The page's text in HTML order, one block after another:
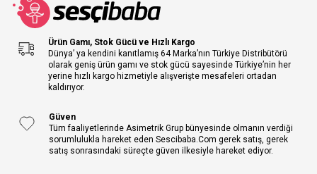
Ürün Gamı, Stok Gücü ve Hızlı Kargo
Dünya’ ya kendini kanıtlamış 64 Marka’nın Türkiye Distribütörü
olarak geniş ürün gamı ve stok gücü sayesinde Türkiye’nin her
yerine hızlı kargo hizmetiyle alışverişte mesafeleri ortadan
kaldırıyor.
Güven
Tüm faaliyetlerinde Asimetrik Grup bünyesinde olmanın verdiği
sorumlulukla hareket eden Sescibaba.Com gerek satış, gerek
satış sonrasındaki süreçte güven ilkesiyle hareket ediyor.